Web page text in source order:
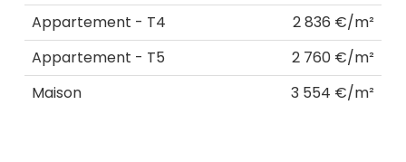
Appartement - T4
2 836 €/m²
Appartement - T5
2 760 €/m²
Maison
3 554 €/m²